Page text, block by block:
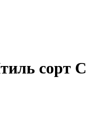
сорт C